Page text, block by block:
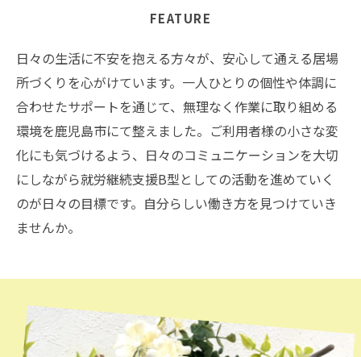
FEATURE
日々の生活に不安を抱える方々が、安心して通える居場
所づくりを心がけています。一人ひとりの個性や体調に
合わせたサポートを通じて、無理なく作業に取り組める
環境を鹿児島市にて整えました。ご利用者様の小さな変
化にも気づけるよう、日々のコミュニケーションを大切
にしながら就労継続支援B型としての活動を進めていく
のが日々の目標です。自分らしい働き方を見つけていき
ませんか。